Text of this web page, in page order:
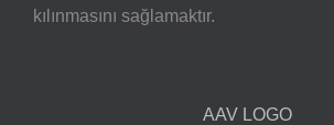
kılınmasını sağlamaktır.
AAV LOGO